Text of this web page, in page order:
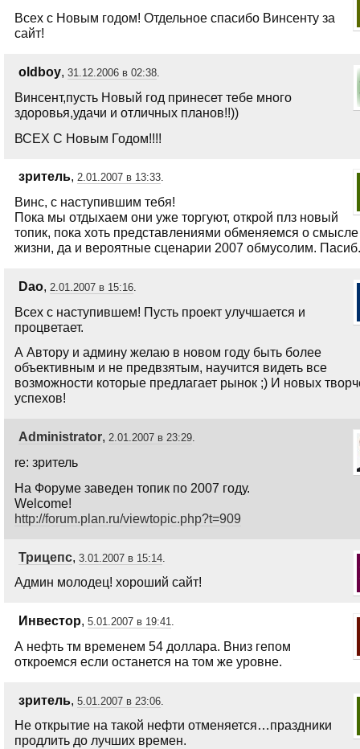
Всех с Новым годом! Отдельное спасибо Винсенту за
сайт!
oldboy, 31.12.2006 в 02:38.
Винсент,пусть Новый год принесет тебе много
здоровья,удачи и отличных планов!!))
ВСЕХ С Новым Годом!!!!
зритель, 2.01.2007 в 13:33.
Винс, с наступившим тебя!
Пока мы отдыхаем они уже торгуют, открой плз новый
топик, пока хоть представлениями обменяемся о смысле
жизни, да и вероятные сценарии 2007 обмусолим. Пасиб.
Dao, 2.01.2007 в 15:16.
Всех с наступившем! Пусть проект улучшается и
процветает.
А Автору и админу желаю в новом году быть более
объективным и не предвзятым, научится видеть все
возможности которые предлагает рынок ;) И новых
успехов!
Administrator, 2.01.2007 в 23:29.
re: зритель
На Форуме заведен топик по 2007 году.
Welcome!
http://forum.plan.ru/viewtopic.php?t=909
Трицепс, 3.01.2007 в 15:14.
Админ молодец! хороший сайт!
Инвестор, 5.01.2007 в 19:41.
А нефть тм временем 54 доллара. Вниз гепом
откроемся если останется на том же уровне.
зритель, 5.01.2007 в 23:06.
Не открытие на такой нефти отменяется…праздники
продлить до лучших времен.